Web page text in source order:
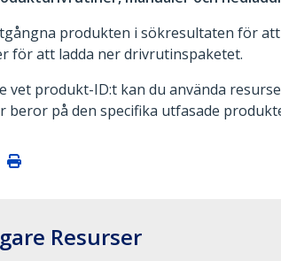
produkten i sökresultaten för
för att ladda ner drivrutinspaketet.
vet produkt-ID:t kan du använda
beror på den specifika utfasade
Resurser